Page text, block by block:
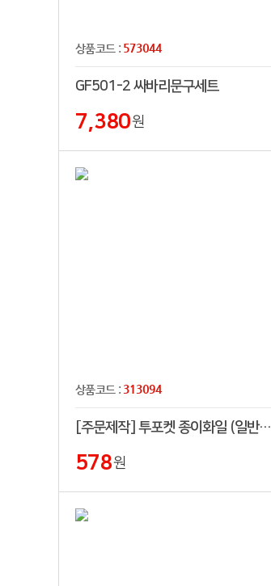
상품코드 : 573044
GF501-2 싸바리문구세트
7,380원
상품코드 : 313094
[주문제작] 투포켓 종이화일 (일반형/포켓 100mm)
578원